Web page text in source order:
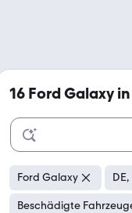
16 Ford Galaxy
Ford Galaxy
Beschädigte